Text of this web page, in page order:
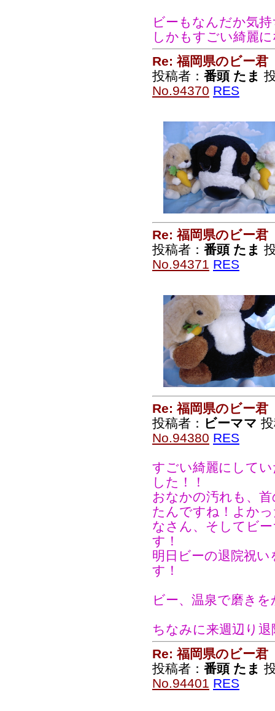
ビーもなんだか気
しかもすごい綺麗
Re: 福岡県のビー君
投稿者： 番頭 たま
No.94370 RES
Re: 福岡県のビー君
投稿者： 番頭 たま
No.94371 RES
Re: 福岡県のビー君
投稿者： ビーママ
No.94380 RES
すごい綺麗にして
した！！
おなかの汚れも、
たんですね！よか
なさん、そしてビ
す！
明日ビーの退院祝
す！
ビー、温泉で磨き
ちなみに来週辺り
Re: 福岡県のビー君
投稿者： 番頭 たま
No.94401 RES